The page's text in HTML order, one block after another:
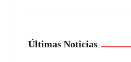
Últimas Noticias